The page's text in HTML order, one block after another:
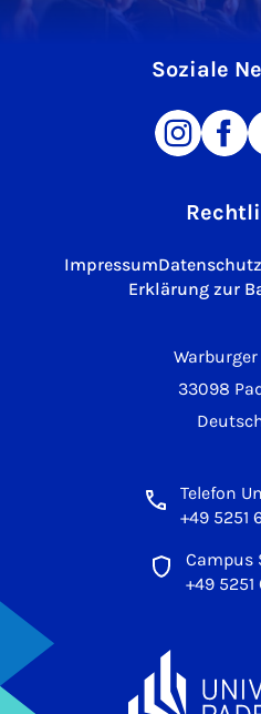
Warburger
33098
Telefon
+49 5251
Campus
+49
Soziale
ImpressumDatenschutz
Erklärung zur